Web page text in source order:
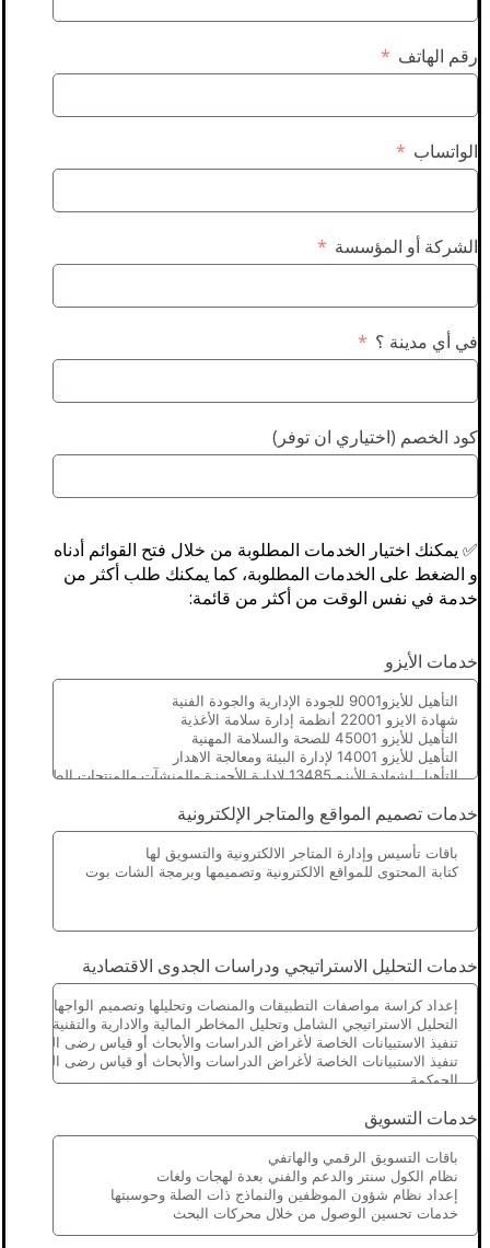
رقم الهاتف
الواتساب
الشركة أو المؤسسة
في أي مدينة ؟
كود الخصم (اختياري ان توفر)
✅ يمكنك اختيار الخدمات المطلوبة من خلال فتح القوائم أدناه
و الضغط على الخدمات المطلوبة، كما يمكنك طلب أكثر من
خدمة في نفس الوقت من أكثر من قائمة:
خدمات الأيزو
خدمات تصميم المواقع والمتاجر الإلكترونية
خدمات التحليل الاستراتيجي ودراسات الجدوى الاقتصادية
خدمات التسويق